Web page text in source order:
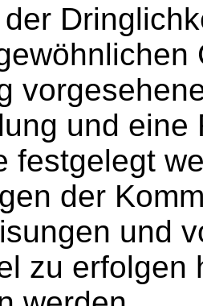
und
festgelegt
der
und
zu erfolgen